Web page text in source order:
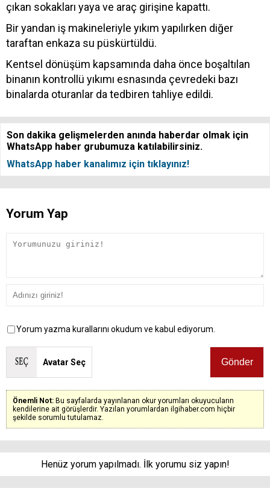
çıkan sokakları yaya ve araç girişine kapattı.
Bir yandan iş makineleriyle yıkım yapılırken diğer
taraftan enkaza su püskürtüldü.
Kentsel dönüşüm kapsamında daha önce boşaltılan
binanın kontrollü yıkımı esnasında çevredeki bazı
binalarda oturanlar da tedbiren tahliye edildi.
Son dakika gelişmelerden anında haberdar olmak için
WhatsApp haber grubumuza katılabilirsiniz.
WhatsApp haber kanalımız için tıklayınız!
Yorum Yap
Yorum yazma kurallarını okudum ve kabul ediyorum.
Avatar Seç
Önemli Not: Bu sayfalarda yayınlanan okur yorumları okuyucuların
kendilerine ait görüşlerdir. Yazılan yorumlardan ilgihaber.com hiçbir
şekilde sorumlu tutulamaz.
Henüz yorum yapılmadı. İlk yorumu siz yapın!